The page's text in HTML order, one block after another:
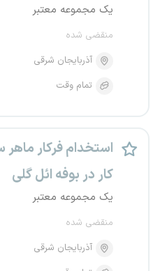
یک مجموعه معتبر
منقضی شده
آذربایجان شرقی
تمام وقت
استخدام فرکار ماهر
کار در بوفه ائل گلی
یک مجموعه معتبر
منقضی شده
آذربایجان شرقی